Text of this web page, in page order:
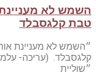
השמש לא
טבת קלגסבלד
״השמש לא מעניינת
קלגסבלד. (עריכה-
״שוליית